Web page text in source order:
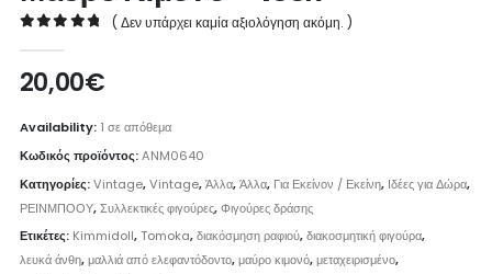
( Δεν υπάρχει καμία αξιολόγηση ακόμη. )
20,00€
Availability: 1 σε απόθεμα
Κωδικός προϊόντος:ANM0640
Κατηγορίες:Vintage,Vintage,Άλλα,Άλλα, Για Εκείνον / Εκείνη, Ιδέες για Δώρα,
ΡΕΙΝΜΠΟΟΥ,Συλλεκτικές φιγούρες,Φιγούρες δράσης
Ετικέτες: Kimmidoll,Tomoka,διακόσμηση ραφιού,διακοσμητική φιγούρα,
λευκά άνθη,μαλλιά από ελεφαντόδοντο,μαύρο κιμονό,μεταχειρισμένο,